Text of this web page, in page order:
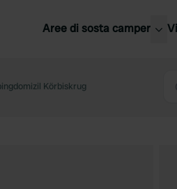
Aree di sosta camper
Körbiskrug